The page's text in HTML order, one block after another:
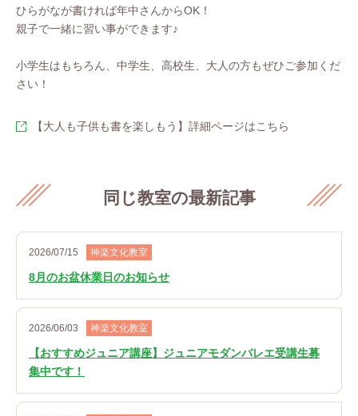
ひらがなが書ければ年中さんからOK！
親子で一緒に習い事ができます♪
小学生はもちろん、中学生、高校生、大人の方もぜひご参加くだ
さい！
【大人も子供も書を楽しもう】詳細ページはこちら
同じ教室の最新記事
2026/07/15 神楽文化教室
8月のお盆休業日のお知らせ
2026/06/03 神楽文化教室
【おすすめジュニア講座】ジュニアモダンバレエ受講生募
集中です！